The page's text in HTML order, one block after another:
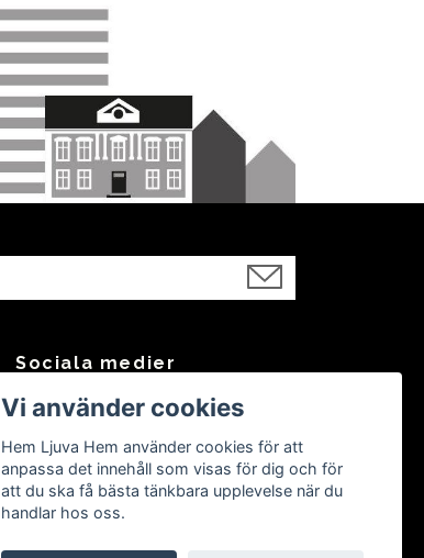
Sociala medier
Facebook
Instagram
Vi använder cookies
Hem Ljuva Hem använder cookies för att
anpassa det innehåll som visas för dig och för
att du ska få bästa tänkbara upplevelse när du
handlar hos oss.